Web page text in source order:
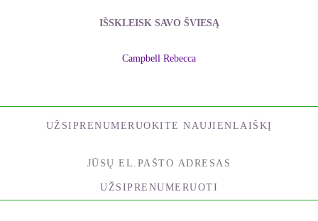
kartą atskleidžiate tiesą. O tada uždainuojate:
suvokiate Dieviškumą, kuris bet kada gali jus
aplankyti.
Tai yra procesas, kurį pavadinčiau prisiminimu.
(Kiti tai yra pavadinę evoliucija.) Mes visi patiriame
IŠSKLEISK SAVO ŠVIESĄ
Campbell Rebecca
UŽSIPRENUMERUOKITE NAUJIENLAIŠKĮ
UŽSIPRENUMERUOTI